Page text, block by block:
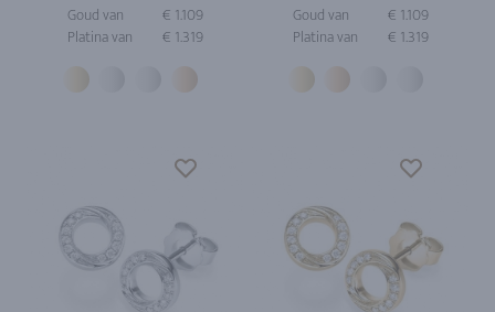
Goud van
€ 1.109
Platina van
€ 1.319
Goud van
€ 1.109
Platina van
€ 1.319